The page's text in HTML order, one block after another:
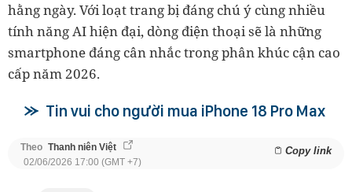
hằng ngày. Với loạt trang bị đáng chú ý cùng nhiều
tính năng AI hiện đại, dòng điện thoại sẽ là những
smartphone đáng cân nhắc trong phân khúc cận cao
cấp năm 2026.
Tin vui cho người mua iPhone 18 Pro Max
Theo Thanh niên Việt Copy link
02/06/2026 17:00 (GMT +7)